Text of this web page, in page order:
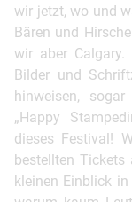
wir jetzt, wo und
Bären und
wir aber
Bilder und
hinweisen,
„Happy
dieses Festival!
bestellten Tickets
kleinen Einblick